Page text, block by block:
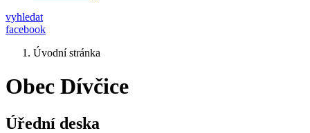
vyhledat
facebook
Úvodní stránka
Obec Dívčice
Úřední deska